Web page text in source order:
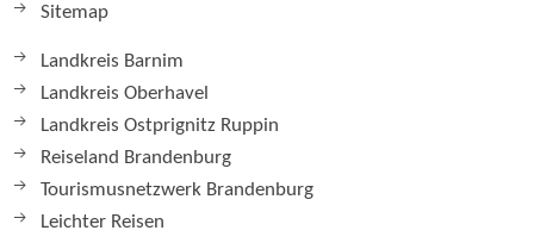
Sitemap
Landkreis Barnim
Landkreis Oberhavel
Landkreis Ostprignitz Ruppin
Reiseland Brandenburg
Tourismusnetzwerk Brandenburg
Leichter Reisen